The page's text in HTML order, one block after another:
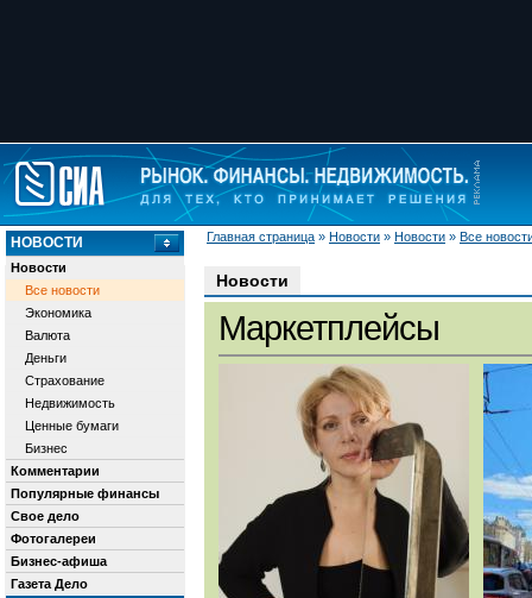
Главная страница » Новости » Новости » Все
НОВОСТИ
Новости
Все новости
Экономика
Валюта
Деньги
Страхование
Недвижимость
Ценные бумаги
Бизнес
Комментарии
Популярные финансы
Свое дело
Фотогалереи
Бизнес-афиша
Газета Дело
Новости
Маркетплейсы